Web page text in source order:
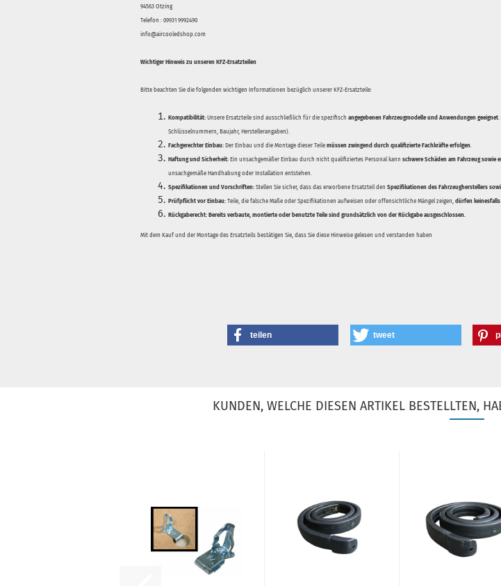
94563 Otzing
Telefon : 09931 9992490
info@aircooledshop.com
Wichtiger Hinweis zu unseren KFZ-Ersatzteilen
Bitte beachten Sie die folgenden wichtigen Informationen bezüglich unserer KFZ-Ersatzteile:
Kompatibilität: Unsere Ersatzteile sind ausschließlich für die spezifisch angegebenen Fahrzeugmodelle und Anwendungen geeignet.
Schlüsselnummern, Baujahr, Herstellerangaben).
Fachgerechter Einbau: Der Einbau und die Montage dieser Teile müssen zwingend durch qualifizierte Fachkräfte erfolgen.
Haftung und Sicherheit: Ein unsachgemäßer Einbau durch nicht qualifiziertes Personal kann schwere Schäden am Fahrzeug sowie
unsachgemäße Handhabung oder Installation entstehen.
Spezifikationen und Vorschriften: Stellen Sie sicher, dass das erworbene Ersatzteil den Spezifikationen des Fahrzeugherstellers
Prüfpflicht vor Einbau: Teile, die falsche Maße oder Spezifikationen aufweisen oder offensichtliche Mängel zeigen, dürfen
Rückgaberecht: Bereits verbaute, montierte oder benutzte Teile sind grundsätzlich von der Rückgabe ausgeschlossen.
Mit dem Kauf und der Montage des Ersatzteils bestätigen Sie, dass Sie diese Hinweise gelesen und verstanden haben
teilen tweet
KUNDEN, WELCHE DIESEN ARTIKEL BESTELLTEN,